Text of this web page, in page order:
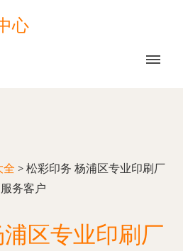
心
全 > 松彩印务 杨浦区专业印刷厂
务客户
区专业印刷厂